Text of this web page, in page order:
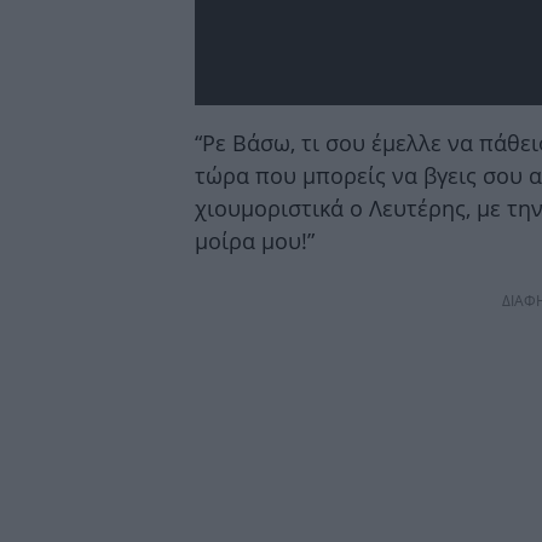
“Ρε Βάσω, τι σου έμελλε να
τώρα που μπορείς να βγεις σου
χιουμοριστικά ο Λευτέρης, με
μοίρα μου!”